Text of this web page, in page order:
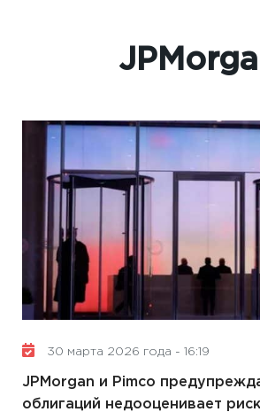
30 марта 2026 года - 16:19
JPMorgan и Pimco
облигаций недооценивает риск